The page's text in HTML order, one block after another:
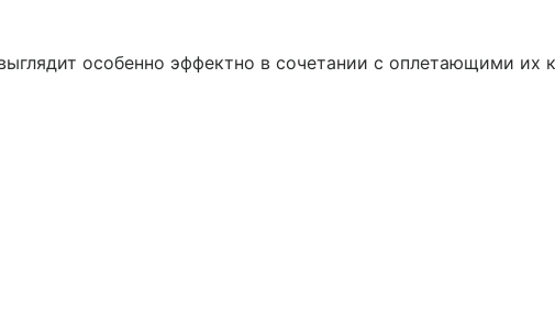
особенно эффектно в сочетании с оплетающими